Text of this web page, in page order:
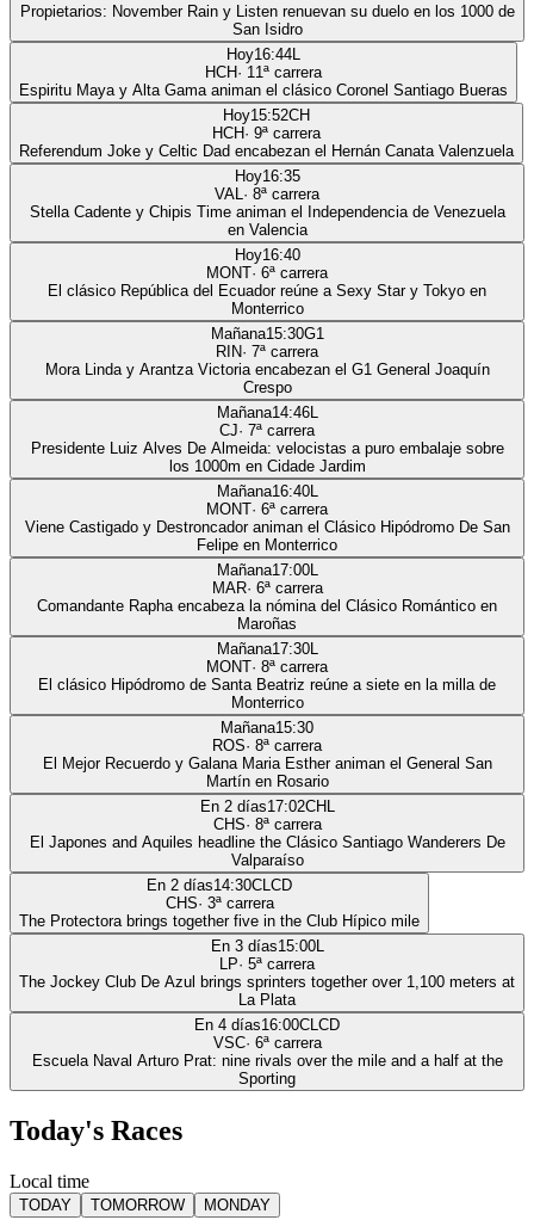
Propietarios: November Rain y Listen renuevan su duelo en los 1000 de
San Isidro
Hoy16:44L
HCH· 11ª carrera
Espiritu Maya y Alta Gama animan el clásico Coronel Santiago Bueras
Hoy15:52CH
HCH· 9ª carrera
Referendum Joke y Celtic Dad encabezan el Hernán Canata Valenzuela
Hoy16:35
VAL· 8ª carrera
Stella Cadente y Chipis Time animan el Independencia de Venezuela
en Valencia
Hoy16:40
MONT· 6ª carrera
El clásico República del Ecuador reúne a Sexy Star y Tokyo en
Monterrico
Mañana15:30G1
RIN· 7ª carrera
Mora Linda y Arantza Victoria encabezan el G1 General Joaquín
Crespo
Mañana14:46L
CJ· 7ª carrera
Presidente Luiz Alves De Almeida: velocistas a puro embalaje sobre
los 1000m en Cidade Jardim
Mañana16:40L
MONT· 6ª carrera
Viene Castigado y Destroncador animan el Clásico Hipódromo De San
Felipe en Monterrico
Mañana17:00L
MAR· 6ª carrera
Comandante Rapha encabeza la nómina del Clásico Romántico en
Maroñas
Mañana17:30L
MONT· 8ª carrera
El clásico Hipódromo de Santa Beatriz reúne a siete en la milla de
Monterrico
Mañana15:30
ROS· 8ª carrera
El Mejor Recuerdo y Galana Maria Esther animan el General San
Martín en Rosario
En 2 días17:02CHL
CHS· 8ª carrera
El Japones and Aquiles headline the Clásico Santiago Wanderers De
Valparaíso
En 2 días14:30CLCD
CHS· 3ª carrera
The Protectora brings together five in the Club Hípico mile
En 3 días15:00L
LP· 5ª carrera
The Jockey Club De Azul brings sprinters together over 1,100 meters at
La Plata
En 4 días16:00CLCD
VSC· 6ª carrera
Escuela Naval Arturo Prat: nine rivals over the mile and a half at the
Sporting
Today's Races
Local time
TODAY TOMORROW MONDAY